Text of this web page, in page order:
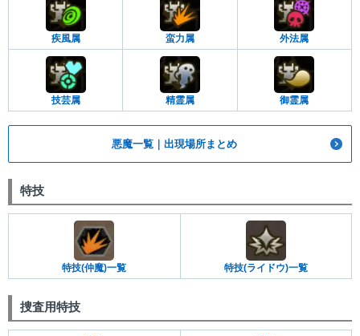
疾風属 蛮力属 外法属
技芸属 精霊属 御霊属
悪魔一覧｜出現場所まとめ
特技
特技(仲魔)一覧 特技(ライドウ)一覧
捜査用特技